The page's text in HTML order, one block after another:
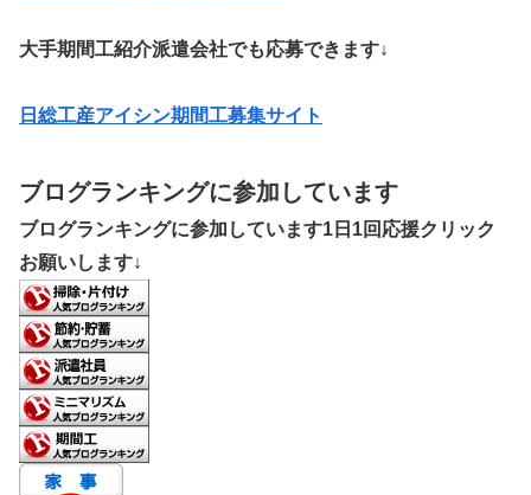
大手期間工紹介派遣会社でも応募できます↓
日総工産アイシン期間工募集サイト
ブログランキングに参加しています
ブログランキングに参加しています1日1回応援クリック
お願いします↓